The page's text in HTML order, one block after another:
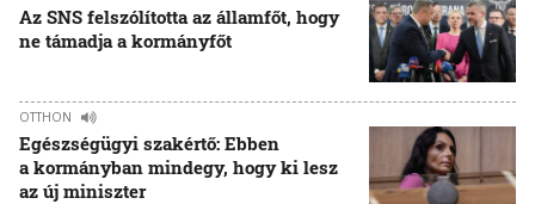
Az SNS felszólította az államfőt, hogy
ne támadja a kormányfőt
OTTHON
Egészségügyi szakértő: Ebben
a kormányban mindegy, hogy ki lesz
az új miniszter